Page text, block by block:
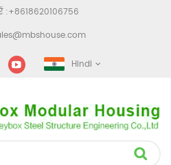
:+8618620106756
Hindi